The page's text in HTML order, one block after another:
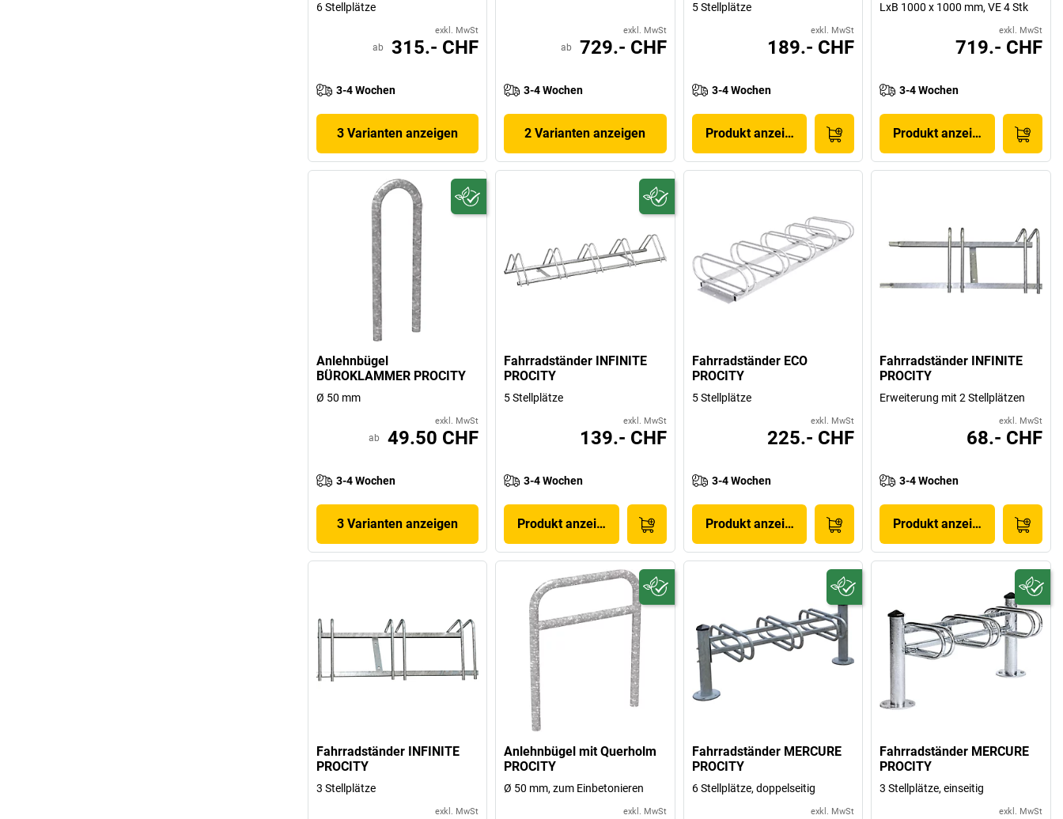
6 Stellplätze
exkl. MwSt
ab 315.- CHF
3-4 Wochen
3 Varianten anzeigen
exkl. MwSt
ab 729.- CHF
3-4 Wochen
2 Varianten anzeigen
5 Stellplätze
exkl. MwSt
189.- CHF
3-4 Wochen
Produkt anzeigen
LxB 1000 x 1000 mm, VE 4 Stk
exkl. MwSt
719.- CHF
3-4 Wochen
Produkt anzeigen
Anlehnbügel
BÜROKLAMMER PROCITY
Ø 50 mm
exkl. MwSt
ab 49.50 CHF
3-4 Wochen
3 Varianten anzeigen
Fahrradständer INFINITE
PROCITY
5 Stellplätze
exkl. MwSt
139.- CHF
3-4 Wochen
Produkt anzeigen
Fahrradständer ECO
PROCITY
5 Stellplätze
exkl. MwSt
225.- CHF
3-4 Wochen
Produkt anzeigen
Fahrradständer INFINITE
PROCITY
Erweiterung mit 2 Stellplätzen
exkl. MwSt
68.- CHF
3-4 Wochen
Produkt anzeigen
Fahrradständer INFINITE
PROCITY
3 Stellplätze
exkl. MwSt
Anlehnbügel mit Querholm
PROCITY
Ø 50 mm, zum Einbetonieren
exkl. MwSt
Fahrradständer MERCURE
PROCITY
6 Stellplätze, doppelseitig
exkl. MwSt
Fahrradständer MERCURE
PROCITY
3 Stellplätze, einseitig
exkl. MwSt